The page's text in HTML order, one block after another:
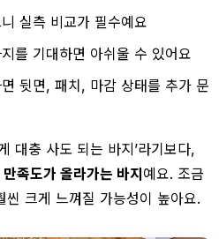
실측 비교가 필수예요
를 기대하면 아쉬울 수 있어요
뒷면, 패치, 마감 상태를 추가 문
대충 사도 되는 바지’라기보다,
족도가 올라가는 바지예요. 조금
크게 느껴질 가능성이 높아요.